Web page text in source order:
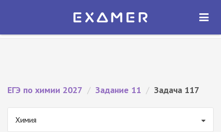
Экзамер — ЕГЭ 2027
ОТКРЫТЬ
ЕГЭ по химии 2027 / Задание 11 / Задача 117
Химия